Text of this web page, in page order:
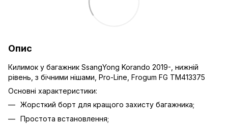
Опис
Килимок у багажник SsangYong Korando 2019-, нижній
рівень, з бічними нішами, Pro-Line, Frogum FG TM413375
Основні характеристики:
Жорсткий борт для кращого захисту багажника;
Простота встановлення;